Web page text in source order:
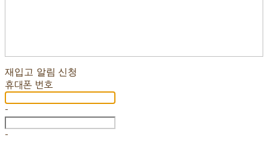
재입고 알림 신청
휴대폰 번호
-
-